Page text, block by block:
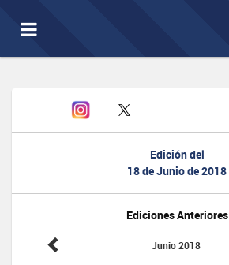
Toggle
navigation
Edición del
18 de Junio de 2018
Ediciones Anteriores
Junio 2018